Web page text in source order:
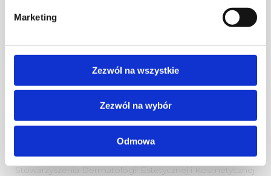
Marketing
Zezwól na wszystkie
Zezwól na wybór
Odmowa
Założycielka i prezes Estime, absolwentka Wydziału
Lekarskiego Akademii Medycznej w Poznaniu. II stopień
specjalizacji z dermatologii i wenerologii uzyskała w 2003
dermatologii i medycyny estetycznej zdobywała i
Stowarzyszenia Dermatologii Estetycznej i Kosmetycznej